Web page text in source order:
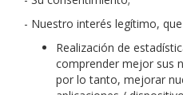
- Nuestro interés legítimo,
Realización de
comprender mejor sus
por lo tanto, mejorar